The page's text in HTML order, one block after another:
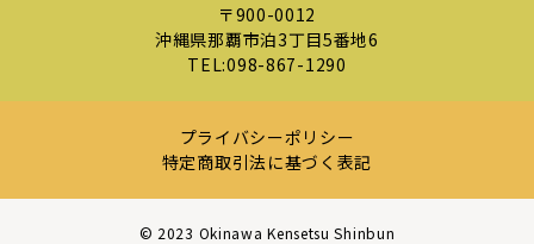
〒900-0012
沖縄県那覇市泊3丁目5番地6
TEL:098-867-1290
プライバシーポリシー
特定商取引法に基づく表記
©︎ 2023 Okinawa Kensetsu Shinbun